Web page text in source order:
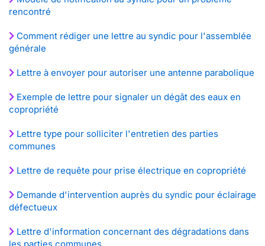
rencontré
Comment rédiger une lettre au syndic pour l'assemblée
générale
Lettre à envoyer pour autoriser une antenne parabolique
Exemple de lettre pour signaler un dégât des eaux en
copropriété
Lettre type pour solliciter l'entretien des parties
communes
Lettre de requête pour prise électrique en copropriété
Demande d'intervention auprès du syndic pour éclairage
défectueux
Lettre d'information concernant des dégradations dans